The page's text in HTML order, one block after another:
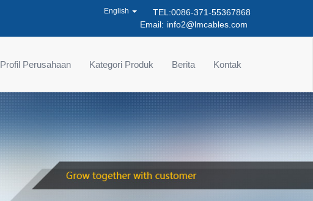
TEL:0086-371-55367868
Email: info2@lmcables.com
English
Profil Perusahaan Kategori Produk Berita Kontak